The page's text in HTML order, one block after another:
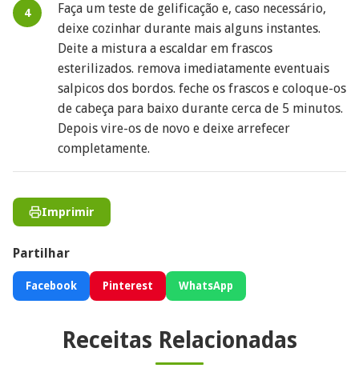
Faça um teste de gelificação e, caso necessário,
deixe cozinhar durante mais alguns instantes.
Deite a mistura a escaldar em frascos
esterilizados. remova imediatamente eventuais
salpicos dos bordos. feche os frascos e coloque-os
de cabeça para baixo durante cerca de 5 minutos.
Depois vire-os de novo e deixe arrefecer
completamente.
Imprimir
Partilhar
Facebook Pinterest WhatsApp
Receitas Relacionadas